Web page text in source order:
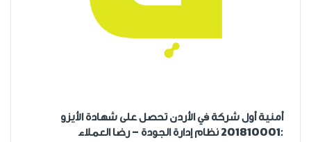
أمنية أول شركة في الأردن تحصل على شهادة الأيزو
:201810001 نظام إدارة الجودة – رضا العملاء